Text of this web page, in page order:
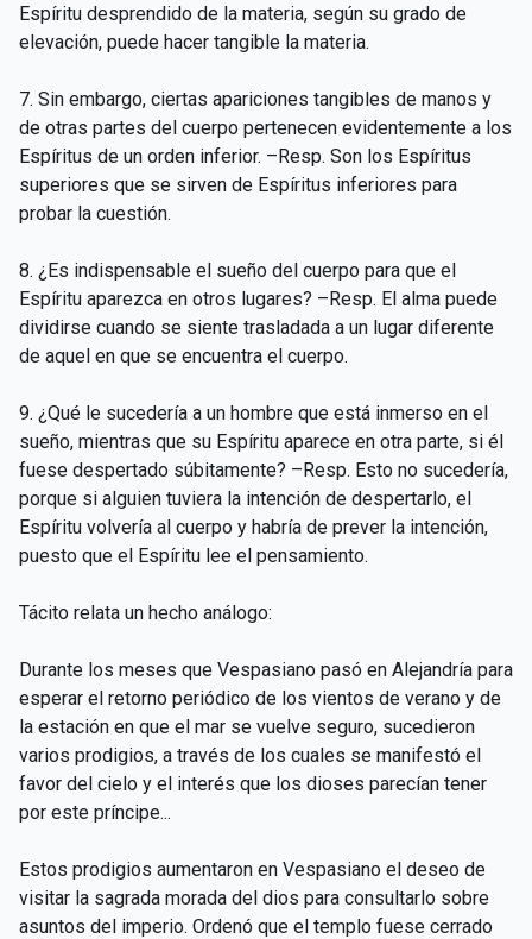
Espíritu desprendido de la materia, según su grado de
elevación, puede hacer tangible la materia.
7. Sin embargo, ciertas apariciones tangibles de manos y
de otras partes del cuerpo pertenecen evidentemente a los
Espíritus de un orden inferior. –Resp. Son los Espíritus
superiores que se sirven de Espíritus inferiores para
probar la cuestión.
8. ¿Es indispensable el sueño del cuerpo para que el
Espíritu aparezca en otros lugares? –Resp. El alma puede
dividirse cuando se siente trasladada a un lugar diferente
de aquel en que se encuentra el cuerpo.
9. ¿Qué le sucedería a un hombre que está inmerso en el
sueño, mientras que su Espíritu aparece en otra parte, si él
fuese despertado súbitamente? –Resp. Esto no sucedería,
porque si alguien tuviera la intención de despertarlo, el
Espíritu volvería al cuerpo y habría de prever la intención,
puesto que el Espíritu lee el pensamiento.
Tácito relata un hecho análogo:
Durante los meses que Vespasiano pasó en Alejandría para
esperar el retorno periódico de los vientos de verano y de
la estación en que el mar se vuelve seguro, sucedieron
varios prodigios, a través de los cuales se manifestó el
favor del cielo y el interés que los dioses parecían tener
por este príncipe...
Estos prodigios aumentaron en Vespasiano el deseo de
visitar la sagrada morada del dios para consultarlo sobre
asuntos del imperio. Ordenó que el templo fuese cerrado